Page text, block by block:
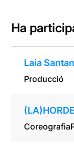
Ha
Laia
Producció
Coreografia